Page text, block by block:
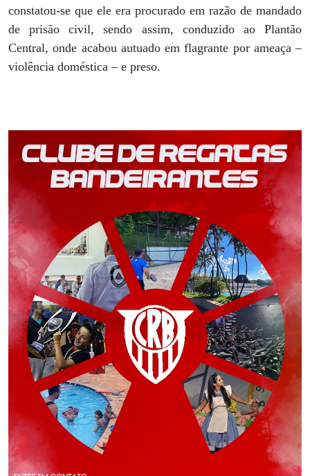
constatou-se que ele era procurado em razão de mandado
de prisão civil, sendo assim, conduzido ao Plantão
Central, onde acabou autuado em flagrante por ameaça –
violência doméstica – e preso.